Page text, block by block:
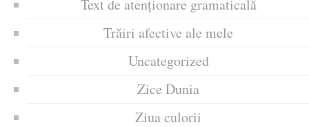
Text de atenționare gramaticală
Trăiri afective ale mele
Uncategorized
Zice Dunia
Ziua culorii